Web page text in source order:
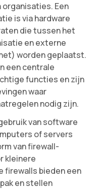
Een
is via hardware
die tussen het
en externe
worden geplaatst.
een centrale
functies en zijn
waar
nodig zijn.
van software
of servers
van firewall-
kleinere
firewalls bieden een
en stellen